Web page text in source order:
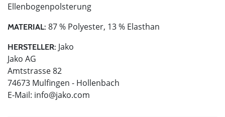
Ellenbogenpolsterung
MATERIAL: 87 % Polyester, 13 % Elasthan
HERSTELLER: Jako
Jako AG
Amtstrasse 82
74673 Mulfingen - Hollenbach
E-Mail: info@jako.com